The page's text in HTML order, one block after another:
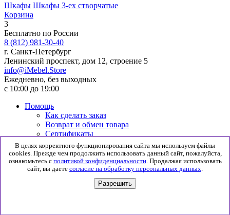
Шкафы Шкафы 3-ех створчатые
Корзина
3
Бесплатно по России
8 (812) 981-30-40
г. Санкт-Петербург
Ленинский проспект, дом 12, строение 5
info@iMebel.Store
Ежедневно, без выходных
с 10:00 до 19:00
Помощь
Как сделать заказ
Возврат и обмен товара
Сертификаты
Информация
Гарантия
Доставка и сборка
Политика конфиденциальности
Согласие на обработку данных
В целях корректного функционирования сайта мы используем файлы
cookies. Прежде чем продолжить использовать данный сайт, пожалуйста,
ознакомьтесь с политикой конфиденциальности. Продалжая использовать
сайт, вы даете согласие на обработку персональных данных.
Разрешить